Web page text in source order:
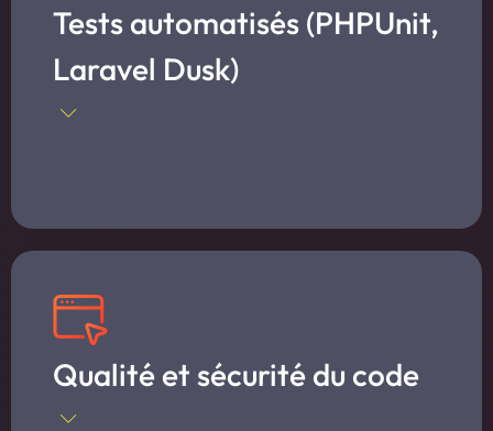
Tests automatisés (PHPUnit,
Laravel Dusk)
Qualité et sécurité du code